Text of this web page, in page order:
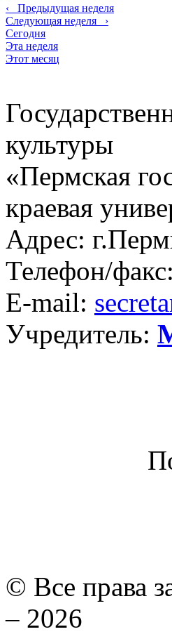
‹ Предыдущая неделя
Следующая неделя ›
Сегодня
Эта неделя
Этот месяц
культуры
«Пермская
краевая
Адрес:
Телефон/факс:
E-mail:
Учредитель:
© Все права
– 2026